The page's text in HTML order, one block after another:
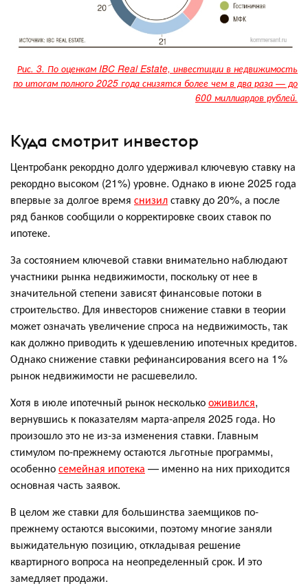
Рис. 3. По оценкам IBC Real Estate, инвестиции в недвижимость
по итогам полного 2025 года снизятся более чем в два раза — до
600 миллиардов рублей.
Куда смотрит инвестор
Центробанк рекордно долго удерживал ключевую ставку на
рекордно высоком (21%) уровне. Однако в июне 2025 года
впервые за долгое время снизилставку до 20%, а после
ряд банков сообщили о корректировке своих ставок по
ипотеке.
За состоянием ключевой ставки внимательно наблюдают
участники рынка недвижимости, поскольку от нее в
значительной степени зависят финансовые потоки в
строительство. Для инвесторов снижение ставки в теории
может означать увеличение спроса на недвижимость, так
как должно приводить к удешевлению ипотечных кредитов.
Однако снижение ставки рефинансирования всего на 1%
рынок недвижимости не расшевелило.
Хотя в июле ипотечный рынок несколькооживился,
вернувшись к показателям марта-апреля 2025 года. Но
произошло это не из-за изменения ставки. Главным
стимулом по-прежнему остаются льготные программы,
особенносемейная ипотека — именно на них приходится
основная часть заявок.
В целом же ставки для большинства заемщиков по-
прежнему остаются высокими, поэтому многие заняли
выжидательную позицию, откладывая решение
квартирного вопроса на неопределенный срок. И это
замедляет продажи.